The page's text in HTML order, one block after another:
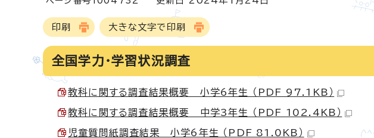
印刷 大きな文字で印刷
全国学力・学習状況調査
教科に関する調査結果概要 小学6年生 （PDF 97.1KB）
教科に関する調査結果概要 中学3年生 （PDF 102.4KB）
児童質問紙調査結果 小学6年生 （PDF 81.0KB）